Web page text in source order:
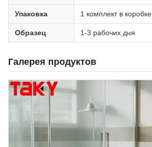
Упаковка 1 комплект в коробке
Образец 1-3 рабочих дня
Галерея продуктов